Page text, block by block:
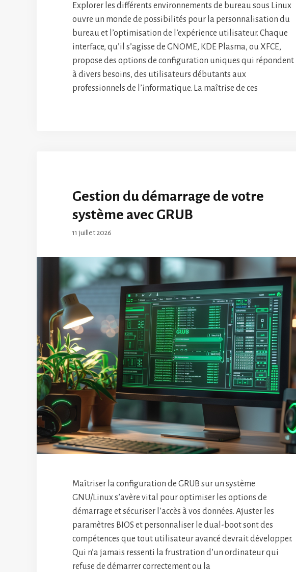
Explorer les différents environnements de bureau sous Linux
ouvre un monde de possibilités pour la personnalisation du
bureau et l’optimisation de l’expérience utilisateur. Chaque
interface, qu’il s’agisse de GNOME, KDE Plasma, ou XFCE,
propose des options de configuration uniques qui répondent
à divers besoins, des utilisateurs débutants aux
professionnels de l’informatique. La maîtrise de ces
Gestion du démarrage de votre
système avec GRUB
11 juillet 2026
Maîtriser la configuration de GRUB sur un système
GNU/Linux s’avère vital pour optimiser les options de
démarrage et sécuriser l’accès à vos données. Ajuster les
paramètres BIOS et personnaliser le dual-boot sont des
compétences que tout utilisateur avancé devrait développer.
Qui n’a jamais ressenti la frustration d’un ordinateur qui
refuse de démarrer correctement ou la